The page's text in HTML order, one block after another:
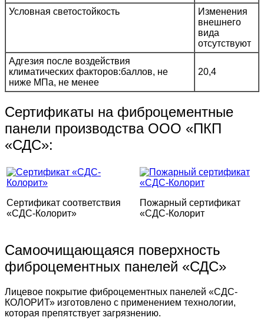
Условная светостойкость
Изменения
внешнего
вида
отсутствуют
Адгезия после воздействия
климатических факторов:баллов, не
ниже МПа, не менее
20,4
Сертификаты на фиброцементные
панели производства ООО «ПКП
«СДС»:
Сертификат соответствия
«СДС-Колорит»
Пожарный сертификат
«СДС-Колорит
Самоочищающаяся поверхность
фиброцементных панелей «СДС»
Лицевое покрытие фиброцементных панелей «СДС-
КОЛОРИТ» изготовлено с применением технологии,
которая препятствует загрязнению.